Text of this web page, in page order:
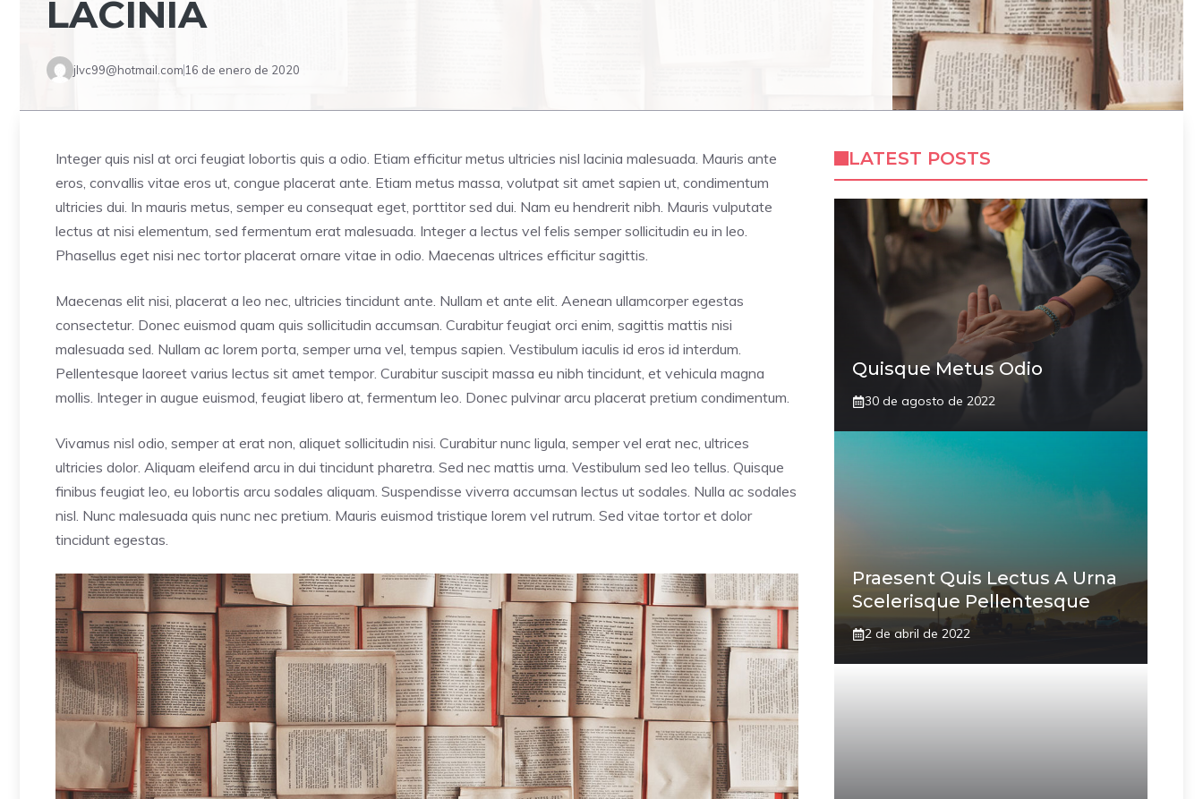
LACINIA
jlvc99@hotmail.com 16 de enero de 2020
Integer quis nisl at orci feugiat lobortis quis a odio. Etiam efficitur metus ultricies nisl lacinia malesuada. Mauris ante
eros, convallis vitae eros ut, congue placerat ante. Etiam metus massa, volutpat sit amet sapien ut, condimentum
ultricies dui. In mauris metus, semper eu consequat eget, porttitor sed dui. Nam eu hendrerit nibh. Mauris vulputate
lectus at nisi elementum, sed fermentum erat malesuada. Integer a lectus vel felis semper sollicitudin eu in leo.
Phasellus eget nisi nec tortor placerat ornare vitae in odio. Maecenas ultrices efficitur sagittis.
Maecenas elit nisi, placerat a leo nec, ultricies tincidunt ante. Nullam et ante elit. Aenean ullamcorper egestas
consectetur. Donec euismod quam quis sollicitudin accumsan. Curabitur feugiat orci enim, sagittis mattis nisi
malesuada sed. Nullam ac lorem porta, semper urna vel, tempus sapien. Vestibulum iaculis id eros id interdum.
Pellentesque laoreet varius lectus sit amet tempor. Curabitur suscipit massa eu nibh tincidunt, et vehicula magna
mollis. Integer in augue euismod, feugiat libero at, fermentum leo. Donec pulvinar arcu placerat pretium condimentum.
Vivamus nisl odio, semper at erat non, aliquet sollicitudin nisi. Curabitur nunc ligula, semper vel erat nec, ultrices
ultricies dolor. Aliquam eleifend arcu in dui tincidunt pharetra. Sed nec mattis urna. Vestibulum sed leo tellus. Quisque
finibus feugiat leo, eu lobortis arcu sodales aliquam. Suspendisse viverra accumsan lectus ut sodales. Nulla ac sodales
nisl. Nunc malesuada quis nunc nec pretium. Mauris euismod tristique lorem vel rutrum. Sed vitae tortor et dolor
tincidunt egestas.
LATEST POSTS
Quisque Metus Odio
30 de agosto de 2022
Praesent Quis Lectus A Urna
Scelerisque Pellentesque
2 de abril de 2022